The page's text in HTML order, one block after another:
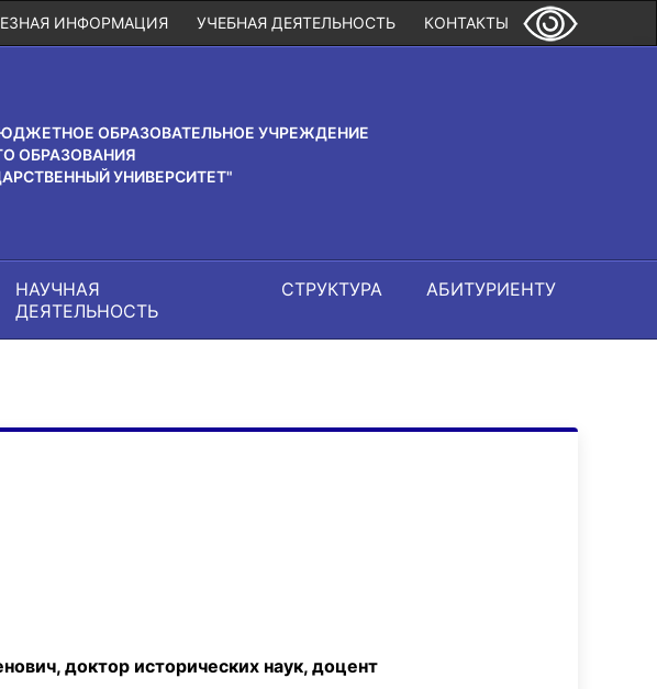
КОНТАКТЫ
УЧЕБНАЯ ДЕЯТЕЛЬНОСТЬ
ИНФОРМАЦИЯ
ОБРАЗОВАТЕЛЬНОЕ УЧРЕЖДЕНИЕ
ОБРАЗОВАНИЯ
УНИВЕРСИТЕТ"
НАУЧНАЯ
ДЕЯТЕЛЬНОСТЬ
СТРУКТУРА АБИТУРИЕНТУ
доктор исторических наук, доцент